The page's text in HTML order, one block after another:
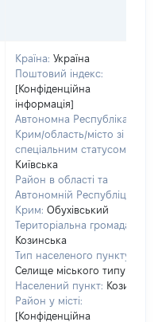
Країна: Україна
Поштовий індекс:
[Конфіденційна
інформація]
Автономна Республіка
Крим/область/місто зі
спеціальним статусом:
Київська
Район в області та
Автономній Республіці
Крим: Обухівський
Територіальна громада:
Козинська
Тип населеного пункту:
Селище міського типу
Населений пункт: Козин
Район у місті:
[Конфіденційна